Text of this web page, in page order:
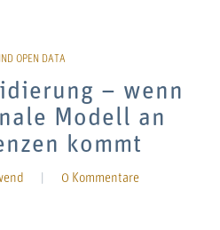
– wenn
Modell an
kommt
0 Kommentare